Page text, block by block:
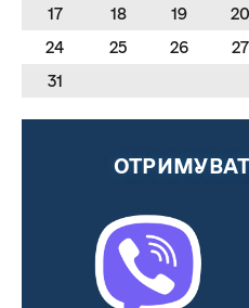
17
18 19 20
24
25 26 27
31